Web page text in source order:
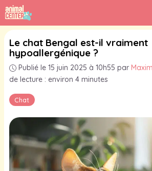
Aller
au
contenu
Chat
Le chat Bengal est-il vraiment
hypoallergénique ?
Publié le 15 juin 2025 à 10h55 par
de lecture : environ 4 minutes